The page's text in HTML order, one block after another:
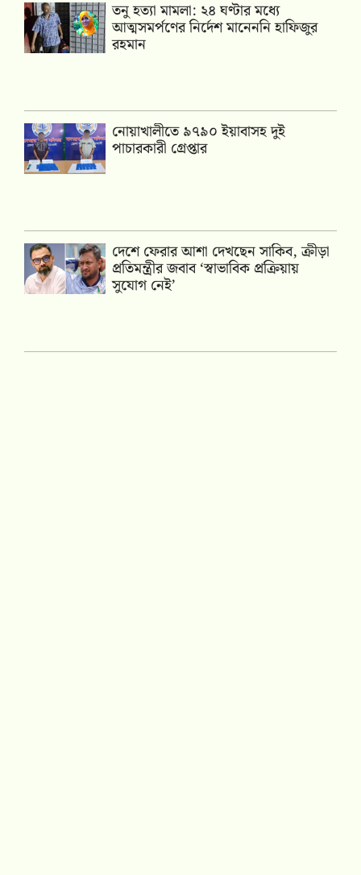
তনু হত্যা মামলা: ২৪ ঘণ্টার মধ্যে
আত্মসমর্পণের নির্দেশ মানেননি হাফিজুর
রহমান
নোয়াখালীতে ৯৭৯০ ইয়াবাসহ দুই
পাচারকারী গ্রেপ্তার
দেশে ফেরার আশা দেখছেন সাকিব, ক্রীড়া
প্রতিমন্ত্রীর জবাব ‘স্বাভাবিক প্রক্রিয়ায়
সুযোগ নেই’